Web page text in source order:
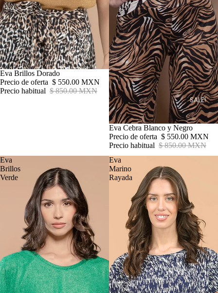
SALE!
Oferta
Eva Brillos Dorado
Precio de oferta $ 550.00 MXN
Precio habitual $ 850.00 MXN
Oferta
Eva Cebra Blanco y Negro
Precio de oferta $ 550.00 MXN
Precio habitual $ 850.00 MXN
Eva
Brillos
Verde
Eva
Marino
Rayada